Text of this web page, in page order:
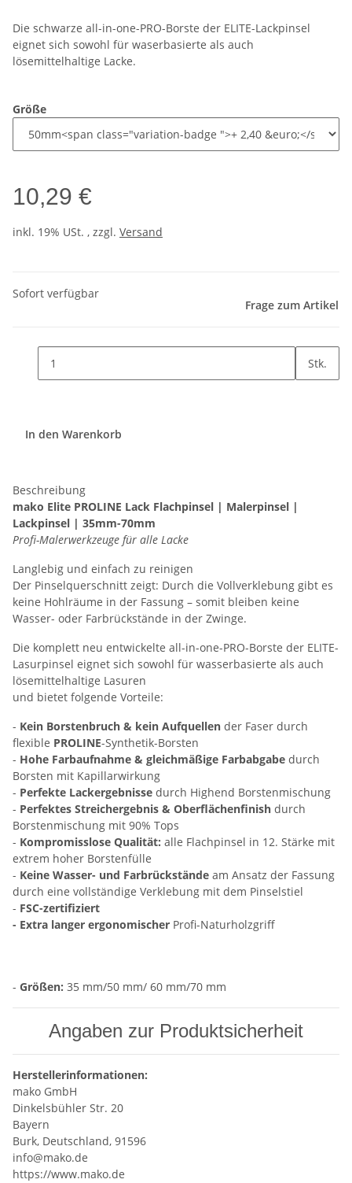
Die schwarze all-in-one-PRO-Borste der ELITE-Lackpinsel
eignet sich sowohl für waserbasierte als auch
lösemittelhaltige Lacke.
Größe
10,29 €
inkl. 19% USt. , zzgl. Versand
Sofort verfügbar
Frage zum Artikel
Stk.
In den Warenkorb
Beschreibung
mako Elite PROLINE Lack Flachpinsel | Malerpinsel |
Lackpinsel | 35mm-70mm
Profi-Malerwerkzeuge für alle Lacke
Langlebig und einfach zu reinigen
Der Pinselquerschnitt zeigt: Durch die Vollverklebung gibt es
keine Hohlräume in der Fassung – somit bleiben keine
Wasser- oder Farbrückstände in der Zwinge.
Die komplett neu entwickelte all-in-one-PRO-Borste der ELITE-
Lasurpinsel eignet sich sowohl für wasserbasierte als auch
lösemittelhaltige Lasuren
und bietet folgende Vorteile:
- Kein Borstenbruch & kein Aufquellen der Faser durch
flexible PROLINE-Synthetik-Borsten
- Hohe Farbaufnahme & gleichmäßige Farbabgabe durch
Borsten mit Kapillarwirkung
- Perfekte Lackergebnisse durch Highend Borstenmischung
- Perfektes Streichergebnis & Oberflächenfinish durch
Borstenmischung mit 90% Tops
- Kompromisslose Qualität: alle Flachpinsel in 12. Stärke mit
extrem hoher Borstenfülle
- Keine Wasser- und Farbrückstände am Ansatz der Fassung
durch eine vollständige Verklebung mit dem Pinselstiel
- FSC-zertifiziert
- Extra langer ergonomischer Profi-Naturholzgriff
- Größen: 35 mm/50 mm/ 60 mm/70 mm
Angaben zur Produktsicherheit
Herstellerinformationen:
mako GmbH
Dinkelsbühler Str. 20
Bayern
Burk, Deutschland, 91596
info@mako.de
https://www.mako.de